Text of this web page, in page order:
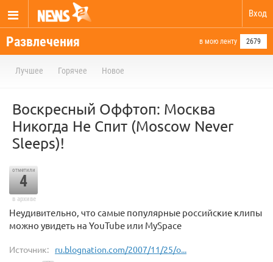
Вход
Развлечения в мою ленту 2679
Лучшее Горячее Новое
Воскресный Оффтоп: Москва
Никогда Не Спит (Moscow Never
Sleeps)!
отметили
4
в архиве
Неудивительно, что самые популярные российские клипы
можно увидеть на YouTube или MySpace
Источник: ru.blognation.com/2007/11/25/o...